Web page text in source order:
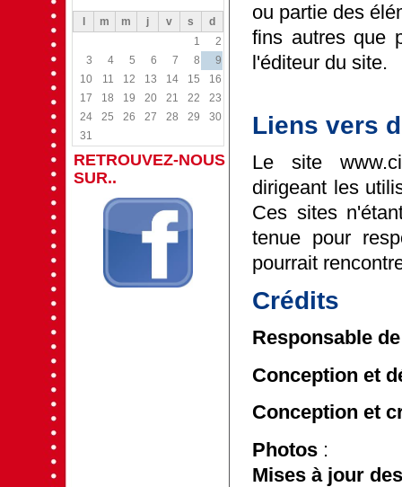
m m j v s
d
1
2
3
4 5 6 7 8
9
10
11 12 13 14 15
16
17
18 19 20 21 22
23
24
25 26 27 28 29
30
31
RETROUVEZ-NOUS
SUR..
ou partie des
fins autres que
l'éditeur du site.
Liens vers
Le site
dirigeant les
Ces sites
tenue pour
pourrait
Crédits
Responsable
Conception et
Conception et
Photos :
Mises à jour